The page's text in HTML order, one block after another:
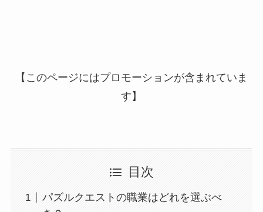
【このページにはプロモーションが含まれていま
す】
目次
パズルクエストの職業はどれを選ぶべ